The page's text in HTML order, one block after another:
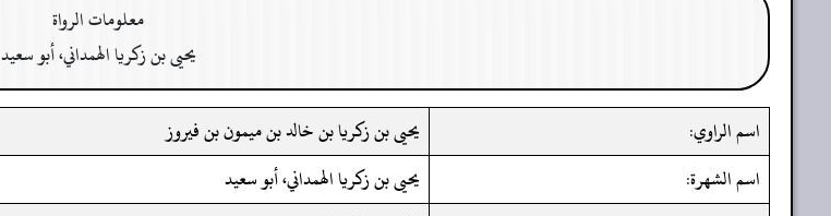
معلومات الرواة
يحيى بن زكريا الهمداني، أبو سعيد
اسم الراوي:
يحيى بن زكريا بن خالد بن ميمون بن فيروز
اسم الشهرة:
يحيى بن زكريا الهمداني، أبو سعيد